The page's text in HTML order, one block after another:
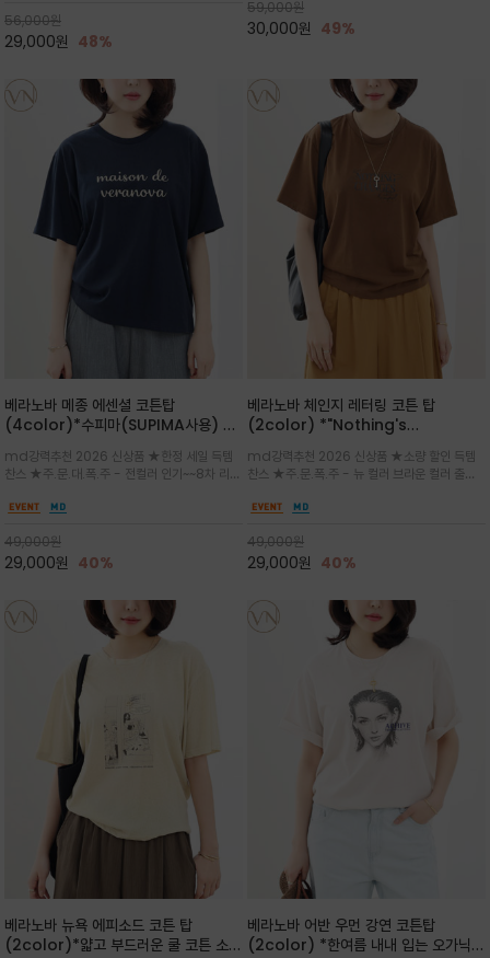
56,000원
29,000원 48%
다.
59,000원
30,000원 49%
베라노바 메종 에센셜 코튼탑
(4color)*수피마(SUPIMA사용) 레
는 레터링 티셔츠
md강력추천 2026 신상품 ★한정 세일 득템
찬스 ★주.문.대.폭.주 - 전컬러 인기~~8차 리오
픽이나 컬러 조합을 통해 'Essential'한 무드를
좋은 컬러웨이와 디자인입니다^^
49,000원
29,000원 40%
베라노바 체인지 레터링 코튼 탑
(2color) *"Nothing's
도 일어나지않는것/감각적인 레터링 프
린팅이 돋보이는 베라노바 티셔츠
md강력추천 2026 신상품 ★소량 할인 득템
찬스 ★주.문.폭.주 - 뉴 컬러 브라운 컬러 출시~
무드를 만들고 기본 베이스의 컬러감이라 출근시
럽고 유연한 코튼 소재로 편안
49,000원
29,000원 40%
베라노바 뉴욕 에피소드 코튼 탑
(2color)*얇고 부드러운 쿨 코튼 소재
베라노바 어반 우먼 강연 코튼탑
(2color) *한여름 내내 입는 오가닉